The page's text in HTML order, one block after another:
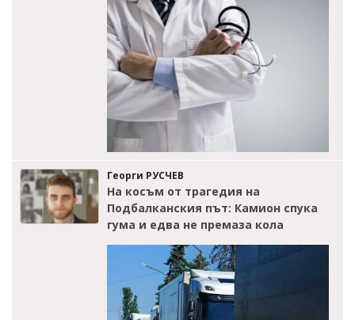
Георги РУСЧЕВ
На косъм от трагедия на
Подбалканския път: Камион спука
гума и едва не премаза кола